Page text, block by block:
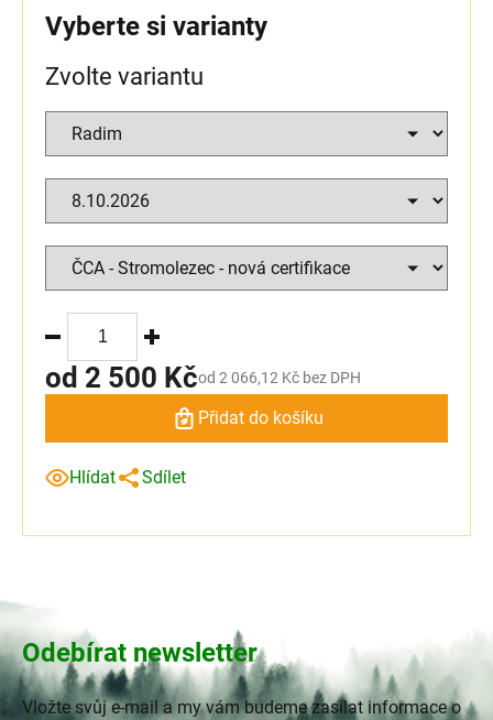
Vyberte si varianty
Zvolte variantu
od 2 500 Kčod 2 066,12 Kč bez DPH
Přidat do košíku
Hlídat Sdílet
Odebírat newsletter
Vložte svůj e-mail a my vám budeme zasílat informace o